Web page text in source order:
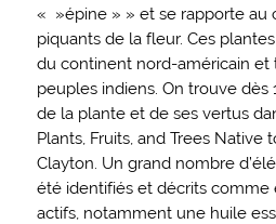
« »épine » » et se rapporte au
piquants de la fleur. Ces
du continent nord-américain et
peuples indiens. On trouve dès
de la plante et de ses vertus
Plants, Fruits, and Trees Native
Clayton. Un grand nombre
été identifiés et décrits
actifs, notamment une huile